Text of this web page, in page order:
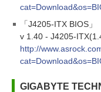
「J4205-ITX BIOS」
v 1.40 - J4205-
http://
GIGABYTE